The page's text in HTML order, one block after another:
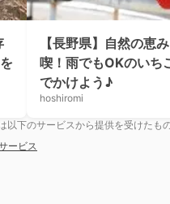
【長野県】自然の恵
喫！雨でもOKのいち
でかけよう♪
hoshiromi
下のサービスから提供を受けたも
ービス